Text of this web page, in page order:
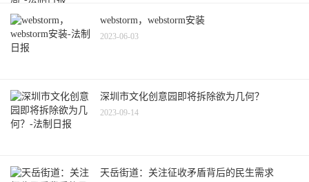
webstorm，webstorm安装
2023-06-03
深圳市文化创意园即将拆除欲为几何？
2023-09-14
天岳街道：关注征收矛盾背后的民生需求